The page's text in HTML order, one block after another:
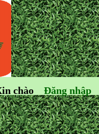
Đăng nhập
chào